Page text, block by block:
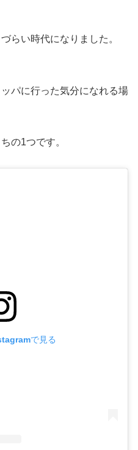
らい時代になりました。
パに行った気分になれる場
の1つです。
で見る